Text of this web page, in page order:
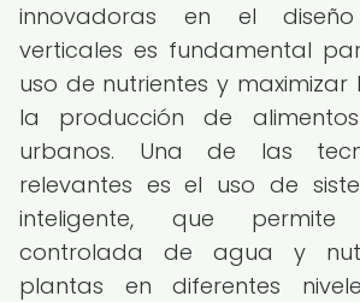
innovadoras en el
verticales es fundamental
uso de nutrientes y maximizar
la producción de
urbanos. Una de las
relevantes es el uso de
inteligente, que
controlada de agua y
plantas en diferentes